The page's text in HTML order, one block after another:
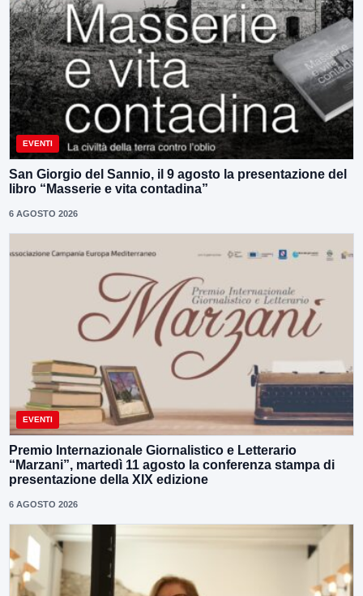
EVENTI
San Giorgio del Sannio, il 9 agosto la presentazione del
libro “Masserie e vita contadina”
6 AGOSTO 2026
EVENTI
Premio Internazionale Giornalistico e Letterario
“Marzani”, martedì 11 agosto la conferenza stampa di
presentazione della XIX edizione
6 AGOSTO 2026